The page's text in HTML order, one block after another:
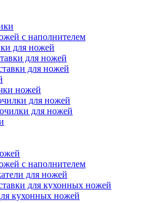
с наполнителем
для ножей
для ножей
для ножей
ножей
для ножей
для ножей
с наполнителем
для ножей
для кухонных ножей
кухонных ножей